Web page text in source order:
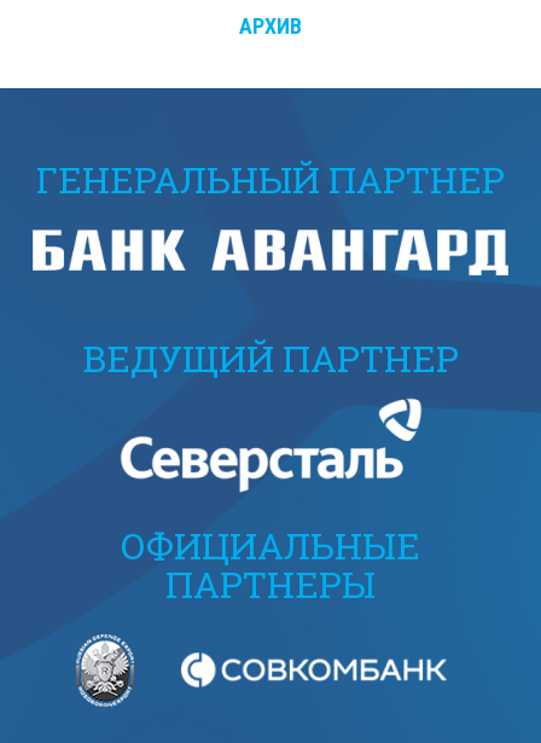
АРХИВ
ГЕНЕРАЛЬНЫЙ ПАРТНЕР
ВЕДУЩИЙ ПАРТНЕР
ОФИЦИАЛЬНЫЕ
ПАРТНЕРЫ